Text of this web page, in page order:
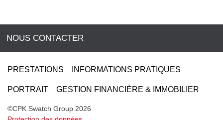
NOUS CONTACTER
©CPK Swatch Group 2026
PRESTATIONS INFORMATIONS PRATIQUES
PORTRAIT GESTION FINANCIÈRE & IMMOBILIER